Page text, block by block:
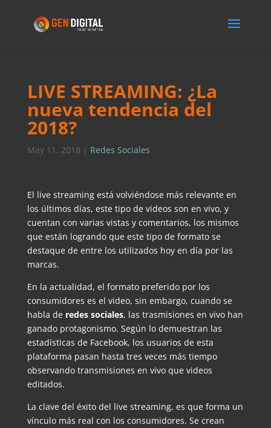
LIVE STREAMING: ¿La
nueva tendencia del
2018?
May 11, 2018 | Redes Sociales
El live streaming está volviéndose más relevante en
los últimos días, este tipo de videos son en vivo, y
cuentan con varias vistas y comentarios, los mismos
que están logrando que este tipo de formato se
destaque de entre los utilizados hoy en día por las
marcas.
En la actualidad, el formato preferido por los
consumidores es el video, sin embargo, cuando se
habla de redes sociales, las trasmisiones en vivo han
ganado protagonismo. Según lo demuestran las
estadísticas de Facebook, los usuarios de esta
plataforma pasan hasta tres veces más tiempo
observando transmisiones en vivo que videos
editados.
La clave del éxito del live streaming, es que forma un
vínculo más real con los consumidores. Se crean